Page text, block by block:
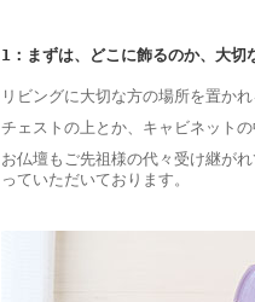
1：まずは、どこに飾るのか、大切
リビングに大切な方の場所を置か
チェストの上とか、キャビネット
お仏壇もご先祖様の代々受け継が
っていただいております。